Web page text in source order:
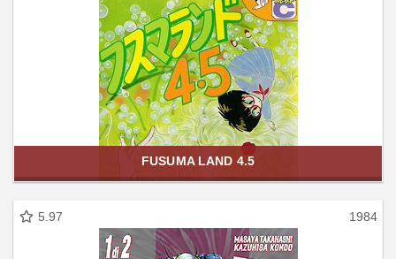
FUSUMA LAND 4.5
5.97 1984